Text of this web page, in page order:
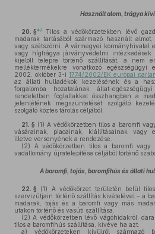
Használt alom, trágya
20. §47
Tilos a védőkörzetekben lévő
madarak tartásából származó használt
vagy szétszórni. A vármegyei kormányhivatal
vagy hígtrágya járványvédelmi intézkedések
kijelölt telepre történő szállítását, a nem
melléktermékekre vonatkozó egészségügyi
2002. október 3-i 1774/2002/EK európai
az állati hulladékok kezelésének és a
forgalomba hozatalának állat-
rendeletben foglaltakkal összhangban a
jelenlétének megszüntetését szolgáló
szolgáló köztes tárolás céljából.
21. § (1) A védőkörzetben tilos a baromfi
vásárainak, piacainak, kiállításainak vagy
illetve versenyének a rendezése.
(2) A védőkörzetben tilos a baromfi vagy
vadállomány újratelepítése céljából történő
A baromfi, tojás, baromfihús és állati
22. § (1)
A védőkörzet területén belül
szervizútjain történő szállítás kivételével – a
madarak, tojás és a baromfi vagy más
utakon történő és vasúti szállítása.
(2) A védőkörzetben lévő vágóhidakról,
tilos a baromfihús szállítása, kivéve ha azt:
a) védőkörzeteken kívülről származó